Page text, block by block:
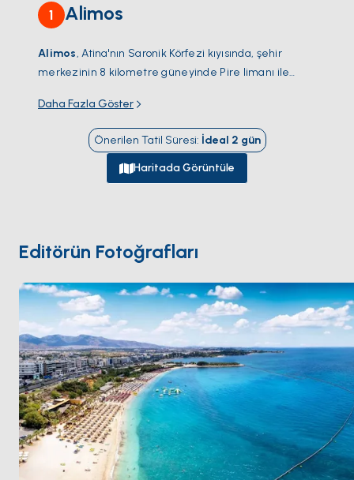
1 Alimos
Alimos, Atina'nın Saronik Körfezi kıyısında, şehir
merkezinin 8 kilometre güneyinde Pire limanı ile
Yunanistan'daki en büyük yat charter marinası (1.100
iskele) olanAlimos Marinasıetrafında inşa edildi ve
Saronik Körfezi ile orta Kiklad rotaları için standart
charter üssü. Marina Akdeniz'deki en yüksek charter
operatörü yoğunluğunu toplar: yaklaşık 600 yelkenli
hizmet eden 200'den fazla teknenin kalkışıyla. Marina
5 iskeleli düzenleme ve 40 charter-operatör ofisiyle
AKTOR imtiyazı (2019'da yenilendi) tarafından
işletiliyor. Kasabanın kendisi marinanın hemen
güneyinde 2 kilometrelik bir kum plajı (Alimos Plajı )
barındırıyor. Marinadan günlük yelken hedefleri
Sounion'u (MÖ 5. yüzyıl Poseidon Tapınağı,
güneydoğuda 35 deniz mili) ve Saronik adalarını
(güneybatıda 15 deniz mili Aegina) içeriyor. Sezon
Nisan ile Ekimarası açık.
Daha Fazla Göster
Önerilen Tatil Süresi: İdeal 2 gün
Haritada Görüntüle
Editörün Fotoğrafları